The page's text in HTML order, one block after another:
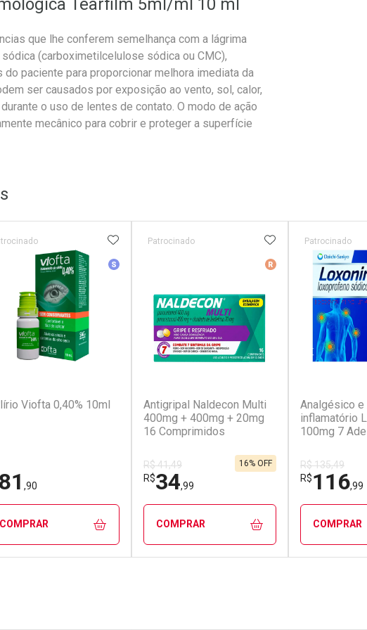
Tearfilm 5ml/ml 10 ml
que lhe conferem semelhança com a lágrima
(carboximetilcelulose sódica ou CMC),
paciente para proporcionar melhora imediata da
ser causados por exposição ao vento, sol, calor,
o uso de lentes de contato. O modo de ação
mecânico para cobrir e proteger a superfície
Similar
AOS FAVORITOS
Viofta 0,40% 10ml
Medicamento Similar
81 ,90
ADICIONAR AOS FAVORITOS
COMPRAR
Antigripal Naldecon Multi
400mg + 400mg + 20mg
16 Comprimidos
Medicamento De
Patrocinado
R$ 41,49
R$34,99
16% OFF
ADICIONAR AOS
COMPRAR
Analgésico e
inflamatório
100mg 7
Patrocinado
R$ 135,49
R$116,99
COMPRAR